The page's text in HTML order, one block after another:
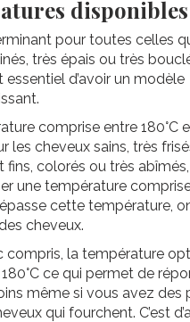
disponibles
pour toutes celles
très épais ou très
essentiel d’avoir un modèle
comprise entre 180°C
les cheveux sains, très
fins, colorés ou très
une température comprise
cette température,
cheveux.
compris, la température
ce qui permet de
même si vous avez des
qui fourchent. C’est